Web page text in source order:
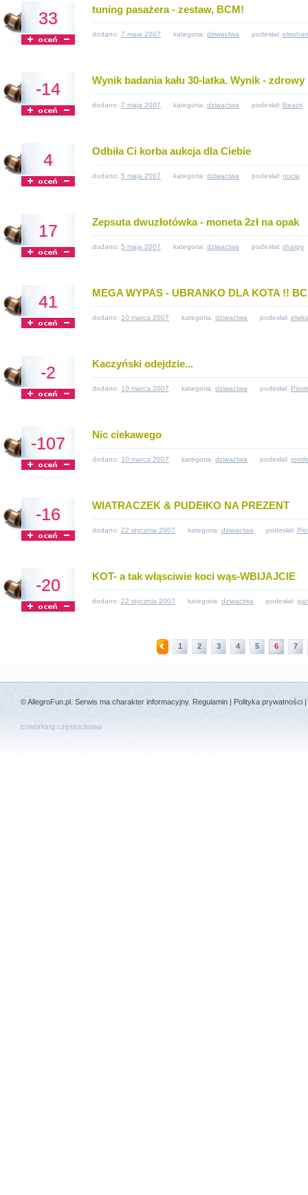
33 tuning pasażera - zestaw, BCM!
dodano: 7 maja 2007 kategoria: dziwactwa podesłał:
-14 Wynik badania kału 30-latka. Wynik - zdrowy
dodano: 7 maja 2007 kategoria: dziwactwa podesłał: Beacri
4 Odbiła Ci korba aukcja dla Ciebie
dodano: 5 maja 2007 kategoria: dziwactwa podesłał: nucia
17 Zepsuta dwuzłotówka - moneta 2zł na opak
dodano: 5 maja 2007 kategoria: dziwactwa podesłał: sharpy
41 MEGA WYPAS - UBRANKO DLA KOTA !!
dodano: 10 marca 2007 kategoria: dziwactwa podesłał:
-2 Kaczyński odejdzie...
dodano: 10 marca 2007 kategoria: dziwactwa podesłał:
-107 Nic ciekawego
dodano: 10 marca 2007 kategoria: dziwactwa podesłał:
-16 WIATRACZEK & PUDEłKO NA PREZENT
dodano: 22 stycznia 2007 kategoria: dziwactwa podesłał:
-20 KOT- a tak włąsciwie koci wąs-WBIJAJCIE
dodano: 22 stycznia 2007 kategoria: dziwactwa podesłał:
1 2 3 4 5 6 7
©AllegroFun.pl . Serwis ma charakter informacyjny. Regulamin | Polityka prywatności |
coworking częstochowa